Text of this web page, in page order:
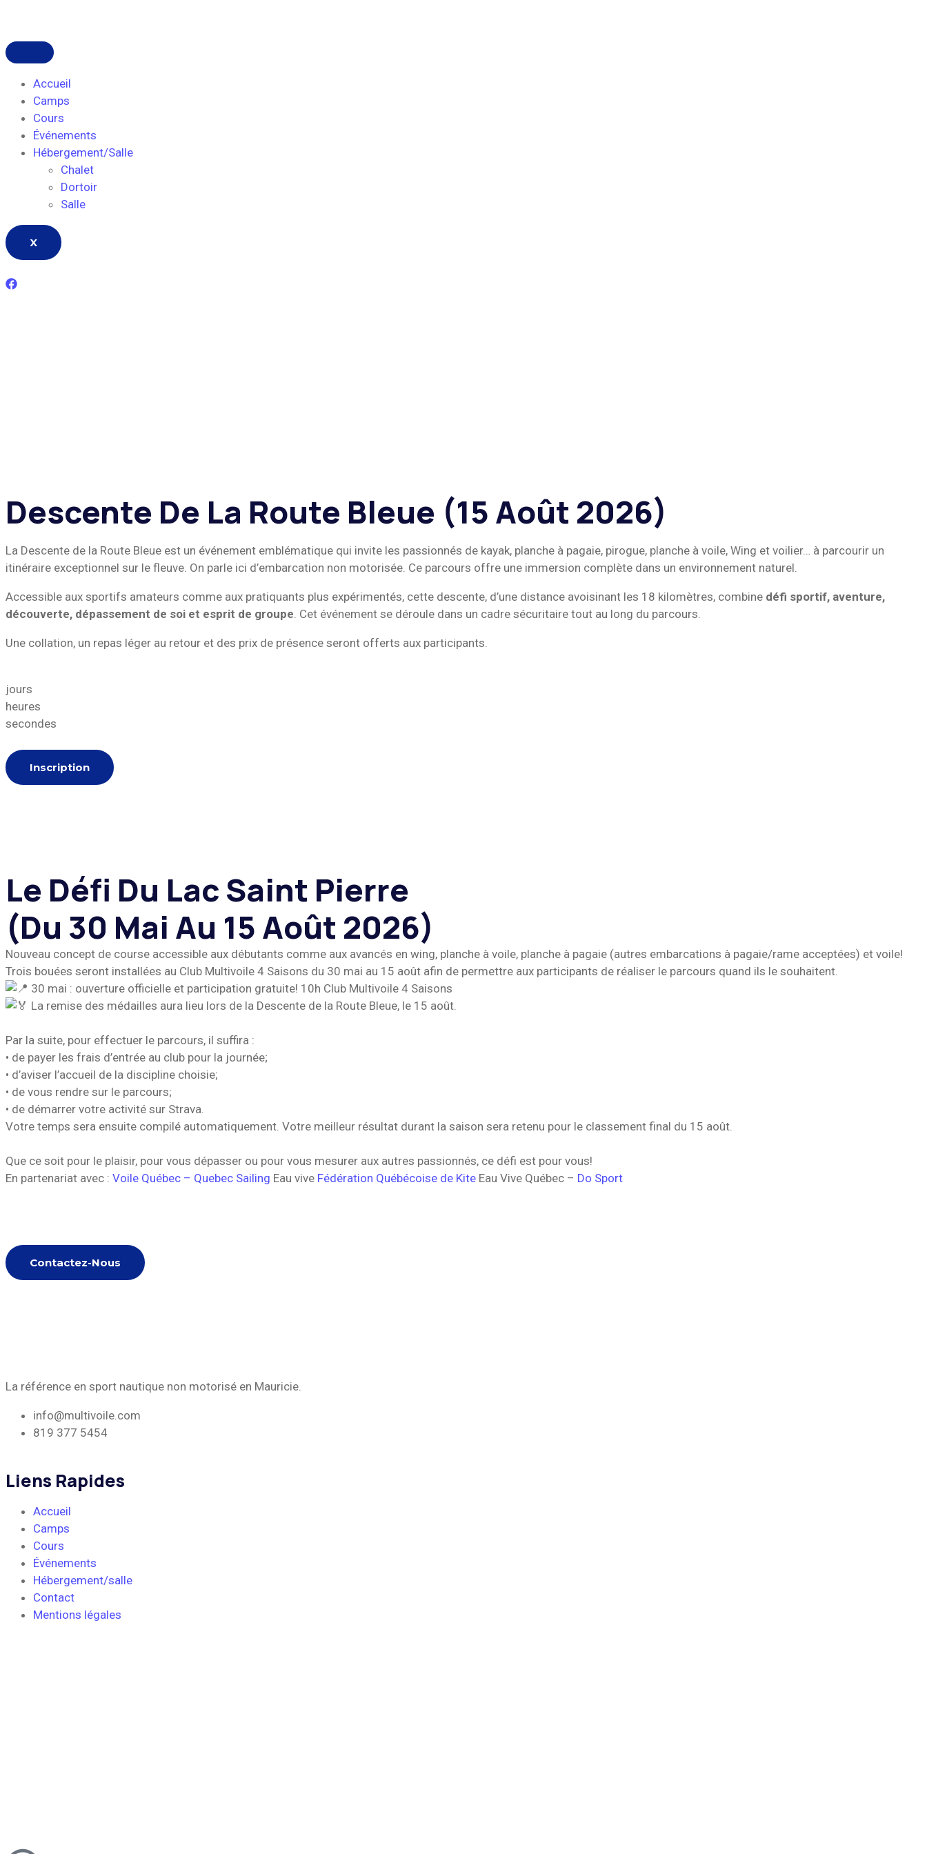
Accueil
Camps
Cours
Événements
Hébergement/Salle
Chalet
Dortoir
Salle
X
Descente De La Route Bleue (15 Août 2026)
La Descente de la Route Bleue est un événement emblématique qui invite les passionnés de kayak, planche à pagaie, pirogue, planche à voile, Wing et voilier… à parcourir un
itinéraire exceptionnel sur le fleuve. On parle ici d’embarcation non motorisée. Ce parcours offre une immersion complète dans un environnement naturel.
Accessible aux sportifs amateurs comme aux pratiquants plus expérimentés, cette descente, d’une distance avoisinant les 18 kilomètres, combine défi sportif, aventure,
découverte, dépassement de soi et esprit de groupe. Cet événement se déroule dans un cadre sécuritaire tout au long du parcours.
Une collation, un repas léger au retour et des prix de présence seront offerts aux participants.
jours
heures
secondes
Inscription
Le Défi Du Lac Saint Pierre
(du 30 Mai Au 15 Août 2026)
Nouveau concept de course accessible aux débutants comme aux avancés en wing, planche à voile, planche à pagaie (autres embarcations à pagaie/rame acceptées) et voile!
Trois bouées seront installées au Club Multivoile 4 Saisons du 30 mai au 15 août afin de permettre aux participants de réaliser le parcours quand ils le souhaitent.
30 mai : ouverture officielle et participation gratuite! 10h Club Multivoile 4 Saisons
La remise des médailles aura lieu lors de la Descente de la Route Bleue, le 15 août.
Par la suite, pour effectuer le parcours, il suffira :
• de payer les frais d’entrée au club pour la journée;
• d’aviser l’accueil de la discipline choisie;
• de vous rendre sur le parcours;
• de démarrer votre activité sur Strava.
Votre temps sera ensuite compilé automatiquement. Votre meilleur résultat durant la saison sera retenu pour le classement final du 15 août.
Que ce soit pour le plaisir, pour vous dépasser ou pour vous mesurer aux autres passionnés, ce défi est pour vous!
En partenariat avec : Voile Québec – Quebec Sailing Eau vive Fédération Québécoise de Kite Eau Vive Québec – Do Sport
Contactez-Nous
La référence en sport nautique non motorisé en Mauricie.
info@multivoile.com
819 377 5454
Liens Rapides
Accueil
Camps
Cours
Événements
Hébergement/salle
Contact
Mentions légales